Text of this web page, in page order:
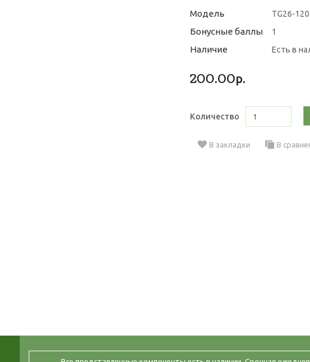
Модель TG26-
Бонусные баллы 1
Наличие Есть в
200.00р.
Количество
В закладки В